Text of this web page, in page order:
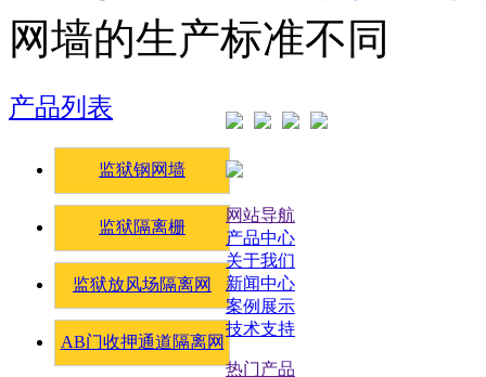
网墙的生产标准不同
产品列表
监狱钢网墙
监狱隔离栅
监狱放风场隔离网
AB门收押通道隔离网
网站导航
产品中心
关于我们
新闻中心
案例展示
技术支持
热门产品